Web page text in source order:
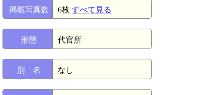
掲載写真数 6枚 すべて見る
形態 代官所
別 名 なし